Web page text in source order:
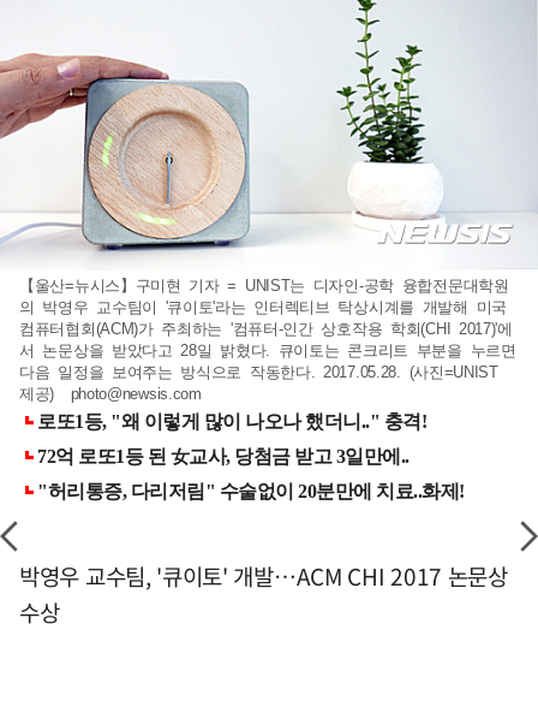
【울산=뉴시스】구미현 기자 = UNIST는 디자인-공학 융합전문대학원
의 박영우 교수팀이 '큐이토'라는 인터렉티브 탁상시계를 개발해 미국
컴퓨터협회(ACM)가 주최하는 '컴퓨터-인간 상호작용 학회(CHI 2017)'에
서 논문상을 받았다고 28일 밝혔다. 큐이토는 콘크리트 부분을 누르면
다음 일정을 보여주는 방식으로 작동한다. 2017.05.28. (사진=UNIST
제공) photo@newsis.com
박영우 교수팀, '큐이토' 개발…ACM CHI 2017 논문상
수상